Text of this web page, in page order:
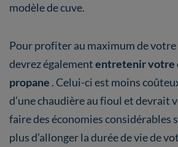
modèle de cuve.
Pour profiter au maximum de votre
devrez égalemententretenir votre
propane . Celui-ci est moins
d’une chaudière au fioul et devrait
faire des économies considérables
plus d’allonger la durée de vie de